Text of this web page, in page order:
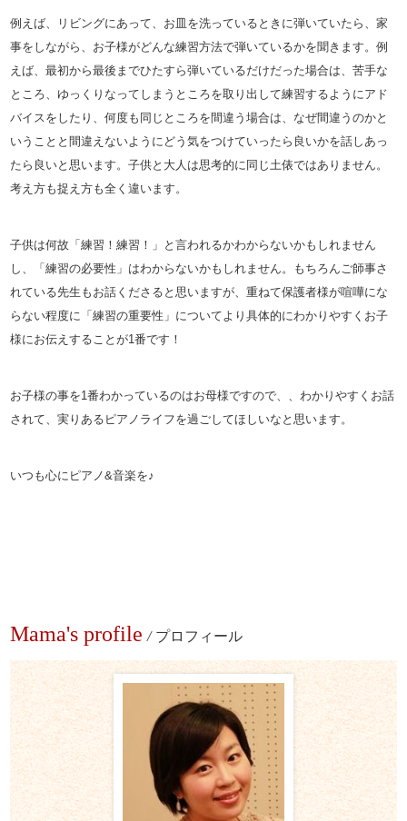
例えば、リビングにあって、お皿を洗っているときに弾いていたら
、家
事をしながら、お子様がどんな練習方法で弾いているかを聞き ます。例
えば、最初から最後までひたすら弾いているだけだった場合は、苦手な
ところ、ゆっくりなってしまうところを取り出して練習するようにアド
バイスをしたり、何度も同じところを間違う場合は、なぜ間違うのかと
いうことと間違えないようにどう気をつけていったら良いかを話しあっ
たら良いと思います。子供と大人は思考的に同じ土俵ではありません。
考え方も捉え方も全く違います。
子供は何故「練習！練習！」と言われるかわからないかもしれません
し、「練習の必要性」はわからないかもしれません。もちろんご師事さ
れている先生もお話くださると思いますが、重ねて保護者様が喧嘩にな
らない程度に「練習の重要性」についてより具体的にわかりやすくお子
様にお伝えすることが1番です！
お子様の事を1番わかっているのはお母様ですので、、わかりやす くお話
されて、実りあるピアノライフを過ごしてほしいなと思います。
いつも心にピアノ&音楽を♪
Mama's profile / プロフィール